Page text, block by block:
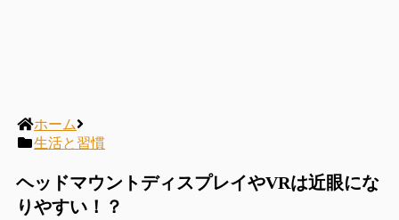
ホーム
生活と習慣
ヘッドマウントディスプレイやVRは近眼にな
りやすい！？